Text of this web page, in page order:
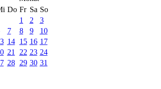
Do Fr Sa So
1
2
3
7 8 9
10
14 15 16 17
21 22 23 24
28 29 30 31